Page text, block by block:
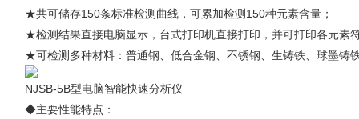
★共可储存150条标准检测曲线，可累加检测150种元素含量；
★检测结果直接电脑显示，台式打印机直接打印，并可打印各元素
★可检测多种材料：普通钢、低合金钢、不锈钢、生铸铁、球墨铸
NJSB-5B型电脑智能快速分析仪
◆主要性能特点：